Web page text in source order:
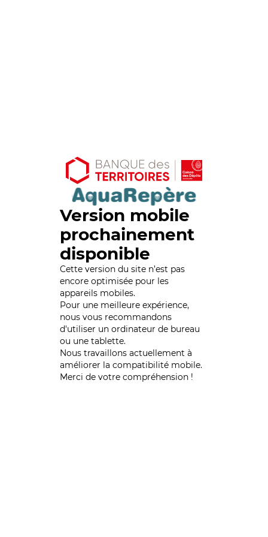
Version mobile
prochainement
disponible
Cette version du site n’est pas
encore optimisée pour les
appareils mobiles.
Pour une meilleure expérience,
nous vous recommandons
d'utiliser un ordinateur de bureau
ou une tablette.
Nous travaillons actuellement à
améliorer la compatibilité mobile.
Merci de votre compréhension !